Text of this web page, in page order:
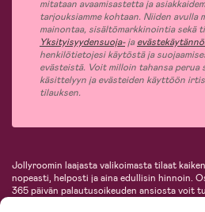
mitataan avaamisastetta ja
tarjouksiamme kohtaan. Niiden avulla
mainontaa, sisältömarkkinointia sekä
Yksityisyydensuoja-ja
henkilötietojesi käytöstä ja
evästeistä. Voit milloin tahansa
käsittelyyn ja evästeiden käyttöön
tilauksen.
Jollyroomin laajasta valikoimasta tilaat
nopeasti, helposti ja aina edullisin hinnoin.
365 päivän palautusoikeuden ansiosta voit